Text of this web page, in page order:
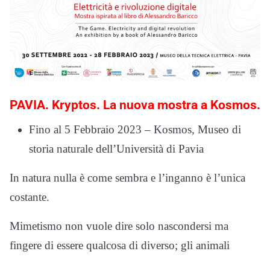
PAVIA. Kryptos. La nuova mostra a Kosmos.
Fino al 5 Febbraio 2023 – Kosmos, Museo di
storia naturale dell’Università di Pavia
In natura nulla è come sembra e l’inganno è l’unica
costante.
Mimetismo non vuole dire solo nascondersi ma
fingere di essere qualcosa di diverso; gli animali